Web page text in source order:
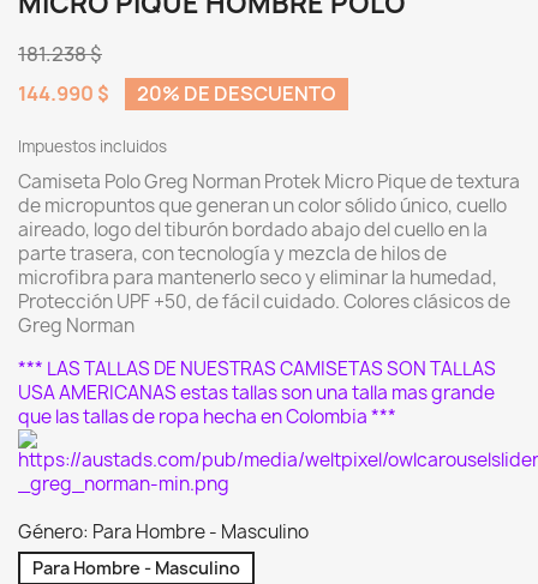
181.238 $
144.990 $
20% DE DESCUENTO
Impuestos incluidos
Camiseta Polo Greg Norman Protek Micro Pique de textura
de micropuntos que generan un color sólido único, cuello
aireado, logo del tiburón bordado abajo del cuello en la
parte trasera, con tecnología y mezcla de hilos de
microfibra para mantenerlo seco y eliminar la humedad,
Protección UPF +50, de fácil cuidado. Colores clásicos de
Greg Norman
*** LAS TALLAS DE NUESTRAS CAMISETAS SON TALLAS
USA AMERICANAS estas tallas son una talla mas grande
que las tallas de ropa hecha en Colombia ***
Género: Para Hombre - Masculino
Para Hombre - Masculino